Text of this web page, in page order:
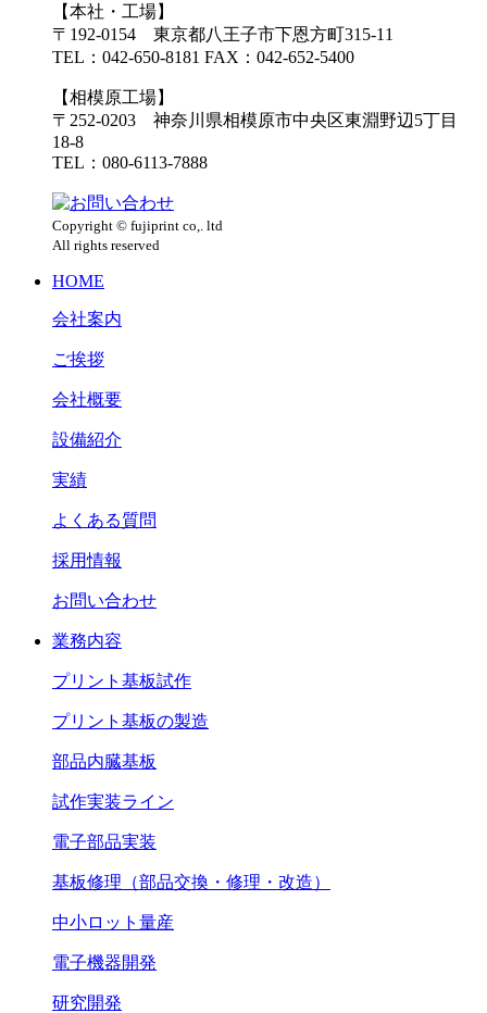
【本社・工場】
〒192-0154 東京都八王子市下恩方町315-11
TEL：042-650-8181 FAX：042-652-5400
【相模原工場】
〒252-0203 神奈川県相模原市中央区東淵野辺5丁目
18-8
TEL：080-6113-7888
Copyright © fujiprint co,. ltd
All rights reserved
HOME
会社案内
ご挨拶
会社概要
設備紹介
実績
よくある質問
採用情報
お問い合わせ
業務内容
プリント基板試作
プリント基板の製造
部品内臓基板
試作実装ライン
電子部品実装
基板修理（部品交換・修理・改造）
中小ロット量産
電子機器開発
研究開発